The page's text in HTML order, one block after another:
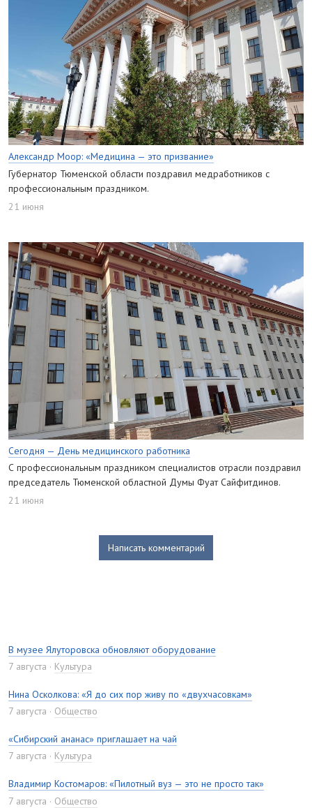
Александр Моор: «Медицина — это призвание»
Губернатор Тюменской области поздравил медработников с
профессиональным праздником.
21 июня
Сегодня — День медицинского работника
С профессиональным праздником специалистов отрасли поздравил
председатель Тюменской областной Думы Фуат Сайфитдинов.
21 июня
Написать комментарий
В музее Ялуторовска обновляют оборудование
7 августа
Культура
Нина Осколкова: «Я до сих пор живу по «двухчасовкам»
7 августа
Общество
«Сибирский ананас» приглашает на чай
7 августа
Культура
Владимир Костомаров: «Пилотный вуз — это не просто так»
7 августа
Общество